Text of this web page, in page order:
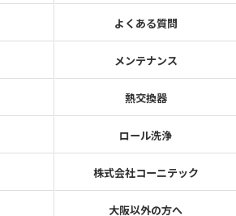
よくある質問
メンテナンス
熱交換器
ロール洗浄
株式会社コーニテック
大阪以外の方へ